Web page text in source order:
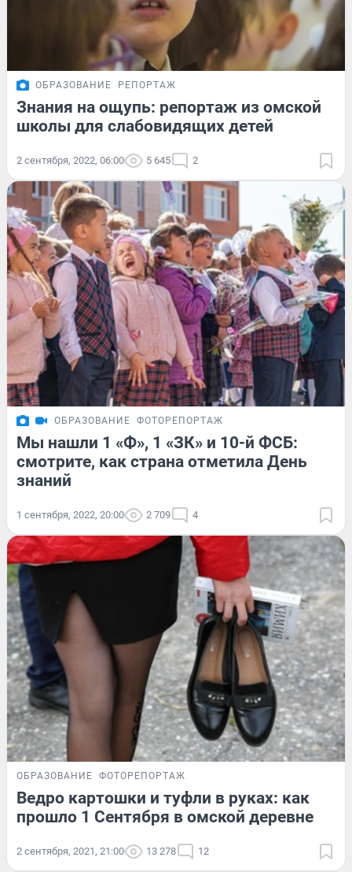
ОБРАЗОВАНИЕ РЕПОРТАЖ
Знания на ощупь: репортаж из омской
школы для слабовидящих детей
2 сентября, 2022, 06:00 5 645 2
ОБРАЗОВАНИЕ ФОТОРЕПОРТАЖ
Мы нашли 1 «Ф», 1 «ЗК» и 10-й ФСБ:
смотрите, как страна отметила День
знаний
1 сентября, 2022, 20:00 2 709 4
ОБРАЗОВАНИЕ ФОТОРЕПОРТАЖ
Ведро картошки и туфли в руках: как
прошло 1 Сентября в омской деревне
2 сентября, 2021, 21:00 13 278 12